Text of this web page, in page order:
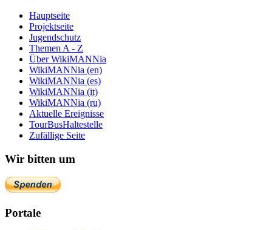
Hauptseite
Projektseite
Jugendschutz
Themen A - Z
Über WikiMANNia
WikiMANNia (en)
WikiMANNia (es)
WikiMANNia (it)
WikiMANNia (ru)
Aktuelle Ereignisse
TourBusHaltestelle
Zufällige Seite
Wir bitten um
Portale